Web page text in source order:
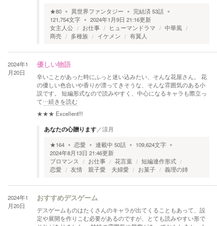
★80 異世界ファンタジー 完結済53話
121,754文字 2024年1月9日 21:16更新
女主人公
お仕事 ヒューマンドラマ
中華風
商売
多種族 イケメン 有翼人
2024年1
月20日
優しい物語
辛いことがあった時にふっと迷い込みたい、そんな花屋さん。 花
の優しい色合いや香りが漂ってきそうな、そんな雰囲気のある小
説です。 短編形式なので読みやすく、中心になるキャラも際立っ
て…続きを読む
★★★ Excellent!!!
あなたの心贈ります／涼月
★164 恋愛 連載中 50話 109,624文字
2024年8月13日 21:46更新
ブロマンス
お仕事 花言葉
短編連作形式
恋愛
友情 親子愛 夫婦愛 お菓子 義理の姉
2024年1
月20日
おすすめデスゲーム
デスゲームものはたくさんのキャラが出てくることもあって、設
定や展開を作りこむ必要があるのですが、とても読みやすい形で